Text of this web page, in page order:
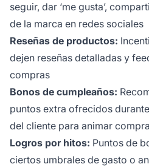
seguir, dar ‘me gusta’,
de la marca en redes sociales
Reseñas de productos:
dejen reseñas detalladas y
compras
Bonos de cumpleaños:
puntos extra ofrecidos
del cliente para animar
Logros por hitos: Puntos de
ciertos umbrales de gasto o